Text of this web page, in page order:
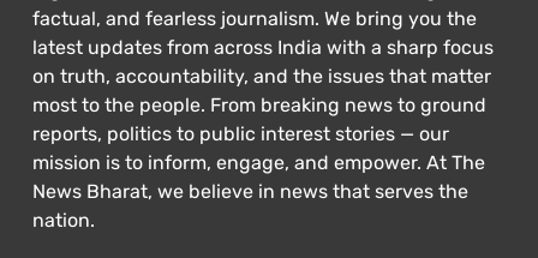
factual, and fearless journalism. We bring you the
latest updates from across India with a sharp focus
on truth, accountability, and the issues that matter
most to the people. From breaking news to ground
reports, politics to public interest stories — our
mission is to inform, engage, and empower. At The
News Bharat, we believe in news that serves the
nation.